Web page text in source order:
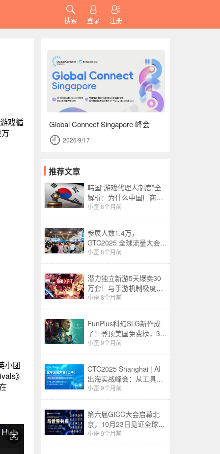
搜索 登录 注册
戏循
小团
》
Global Connect Singapore 峰会
2026/9/17
推荐文章
韩国“游戏代理人制度”全
解析：为什么中国厂商必
须重视？
小歪 8个月前
参展人数1.4万，
GTC2025 全球流量大会
（上海）圆满收官！
小歪 8个月前
潜力独立新游5天爆卖30
万套！与手游机制极度适
配？已有厂商盯上了
小歪 8个月前
FunPlus科幻SLG新作成
了！登顶美国免费榜，33
个地区排进前10
小歪 9个月前
GTC2025 Shanghai | AI
出海实战峰会：从工具到
智能体，解锁增长与变现
密钥
小歪 9个月前
第六届GICC大会启幕北
京，10月23日见证全球互
联网出海新篇
小歪 9个月前